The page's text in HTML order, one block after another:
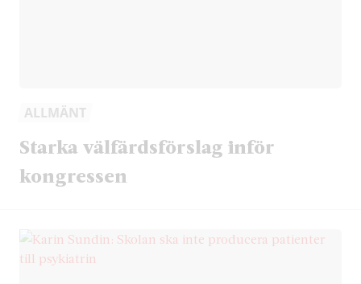
ALLMÄNT
Starka välfärdsförslag inför
kongressen